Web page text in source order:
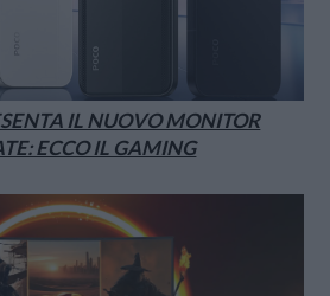
IL NUOVO MONITOR
ECCO IL GAMING